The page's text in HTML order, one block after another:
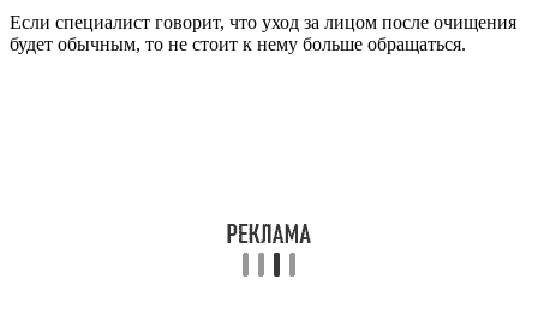
Если специалист говорит, что уход за лицом после очищения
будет обычным, то не стоит к нему больше обращаться.